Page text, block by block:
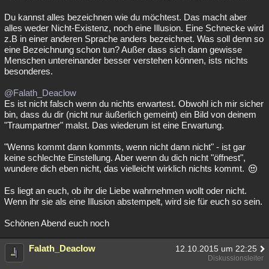
Du kannst alles bezeichnen wie du möchtest. Das macht aber
alles weder Nicht-Existenz, noch eine Illusion. Eine Schnecke wird
z.B in einer anderen Sprache anders bezeichnet. Was soll denn so
eine Bezeichnung schon tun? Außer dass sich dann gewisse
Menschen untereinander besser verstehen können, ists nichts
besonderes.
@Falath_Deaclow
Es ist nicht falsch wenn du nichts erwartest. Obwohl ich mir sicher
bin, dass du dir (nicht nur äußerlich gemeint) ein Bild von deinem
"Traumpartner" malst. Das wiederum ist eine Erwartung.
"Wenns kommt dann kommts, wenn nicht dann nicht" - ist gar
keine schlechte Einstellung. Aber wenn du dich nicht "öffnest",
wundere dich eben nicht, das vielleicht wirklich nichts kommt.
Es liegt an euch, ob ihr die Liebe wahrnehmen wollt oder nicht.
Wenn ihr sie als eine Illusion abstempelt, wird sie für euch so sein.
Schönen Abend euch noch
Falath_Deaclow 12.10.2015 um 22:25
Diskussionsleiter